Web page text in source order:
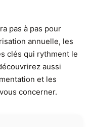
pas à pas pour
annuelle, les
clés qui rythment le
aussi
et les
concerner.